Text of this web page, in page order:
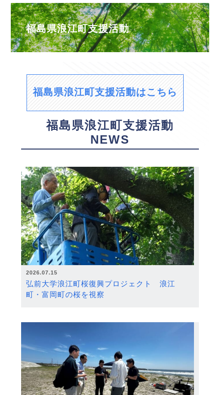
福島県浪江町支援活動
福島県浪江町支援活動はこちら
福島県浪江町支援活動
NEWS
2026.07.15
弘前大学浪江町桜復興プロジェクト 浪江
町・富岡町の桜を視察